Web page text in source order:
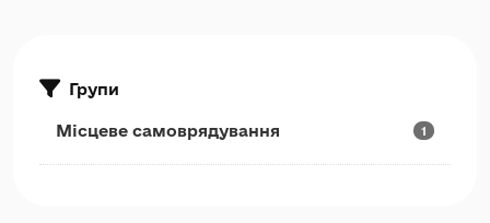
Групи
Місцеве самоврядування 1